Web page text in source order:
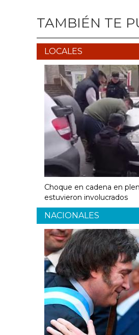
TAMBIÉN TE
LOCALES
Choque en cadena en
estuvieron involucrados
NACIONALES